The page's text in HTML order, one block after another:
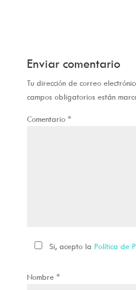
Enviar comentario
Tu dirección de correo
campos obligatorios están
Comentario *
Si, acepto la Política de
Nombre *